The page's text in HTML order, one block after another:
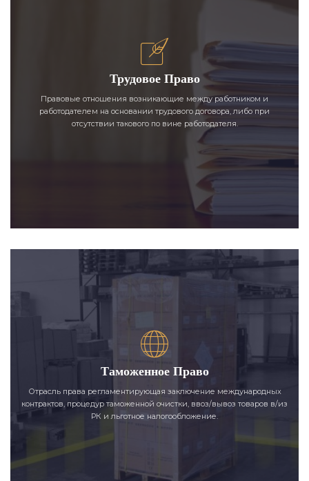
Трудовое Право
Правовые отношения возникающие между работником и
работодателем на основании трудового договора, либо при
отсутствии такового по вине работодателя.
Таможенное Право
Отрасль права регламентирующая заключение международных
контрактов, процедур таможенной очистки, ввоз/вывоз товаров в/из
РК и льготное налогообложение.